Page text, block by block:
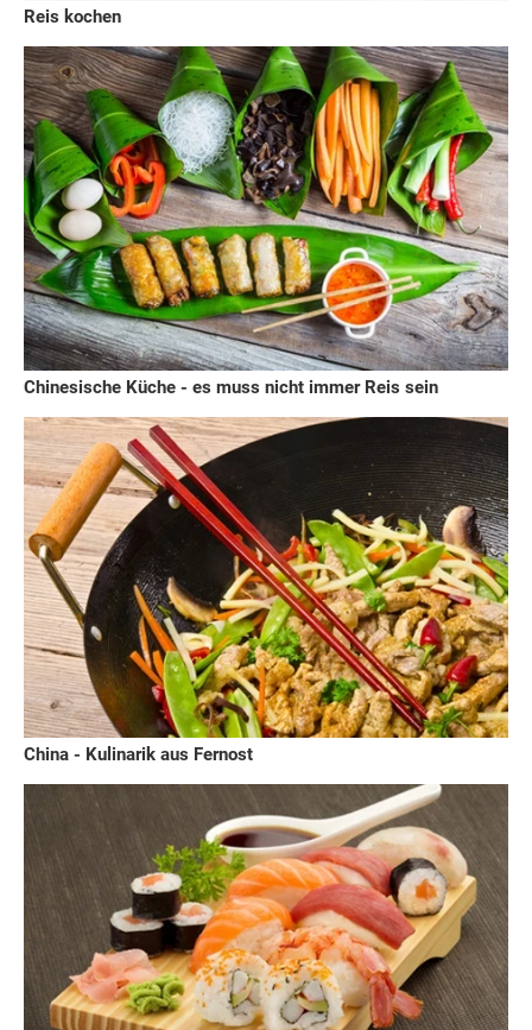
Reis kochen
Chinesische Küche - es muss nicht immer Reis sein
China - Kulinarik aus Fernost